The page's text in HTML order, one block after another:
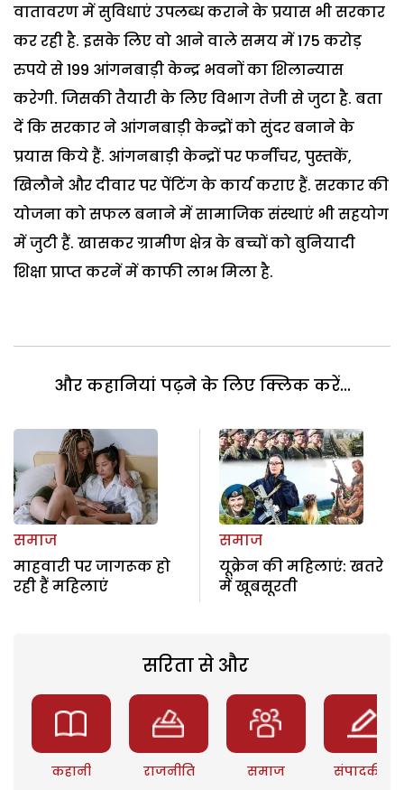
वातावरण में सुविधाएं उपलब्ध कराने के प्रयास भी सरकार
कर रही है. इसके लिए वो आने वाले समय में 175 करोड़
रुपये से 199 आंगनबाड़ी केन्द्र भवनों का शिलान्यास
करेगी. जिसकी तैयारी के लिए विभाग तेजी से जुटा है. बता
दें कि सरकार ने आंगनबाड़ी केन्द्रों को सुंदर बनाने के
प्रयास किये हैं. आंगनबाड़ी केन्द्रों पर फर्नीचर, पुस्तकें,
खिलौने और दीवार पर पेंटिंग के कार्य कराए हैं. सरकार की
योजना को सफल बनाने में सामाजिक संस्थाएं भी सहयोग
में जुटी हैं. खासकर ग्रामीण क्षेत्र के बच्चों को बुनियादी
शिक्षा प्राप्त करनें में काफी लाभ मिला है.
और कहानियां पढ़ने के लिए क्लिक करें...
समाज
माहवारी पर जागरूक हो
रही हैं महिलाएं
समाज
यूक्रेन की महिलाएं: खतरे
में खूबसूरती
सरिता से और
कहानी राजनीति समाज संपादकीय